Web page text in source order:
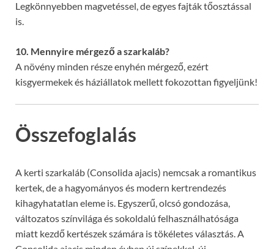
Legkönnyebben magvetéssel, de egyes fajták tőosztással
is.
10. Mennyire mérgező a szarkaláb?
A növény minden része enyhén mérgező, ezért
kisgyermekek és háziállatok mellett fokozottan figyeljünk!
Összefoglalás
A kerti szarkaláb (Consolida ajacis) nemcsak a romantikus
kertek, de a hagyományos és modern kertrendezés
kihagyhatatlan eleme is. Egyszerű, olcsó gondozása,
változatos színvilága és sokoldalú felhasználhatósága
miatt kezdő kertészek számára is tökéletes választás. A